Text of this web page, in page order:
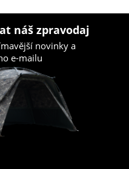
náš zpravodaj
novinky a
e-mailu